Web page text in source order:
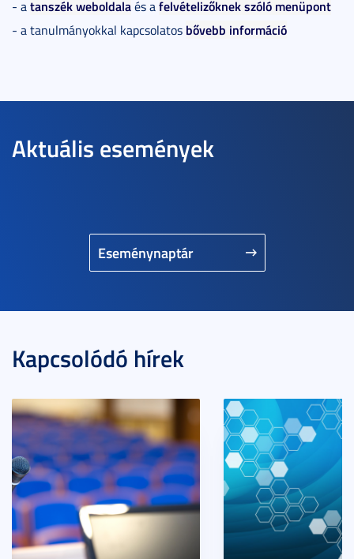
- atanszék weboldalaés afelvételizőknek szóló menüpont
- a tanulmányokkal kapcsolatos bővebb információ
Aktuális események
Eseménynaptár
Kapcsolódó hírek